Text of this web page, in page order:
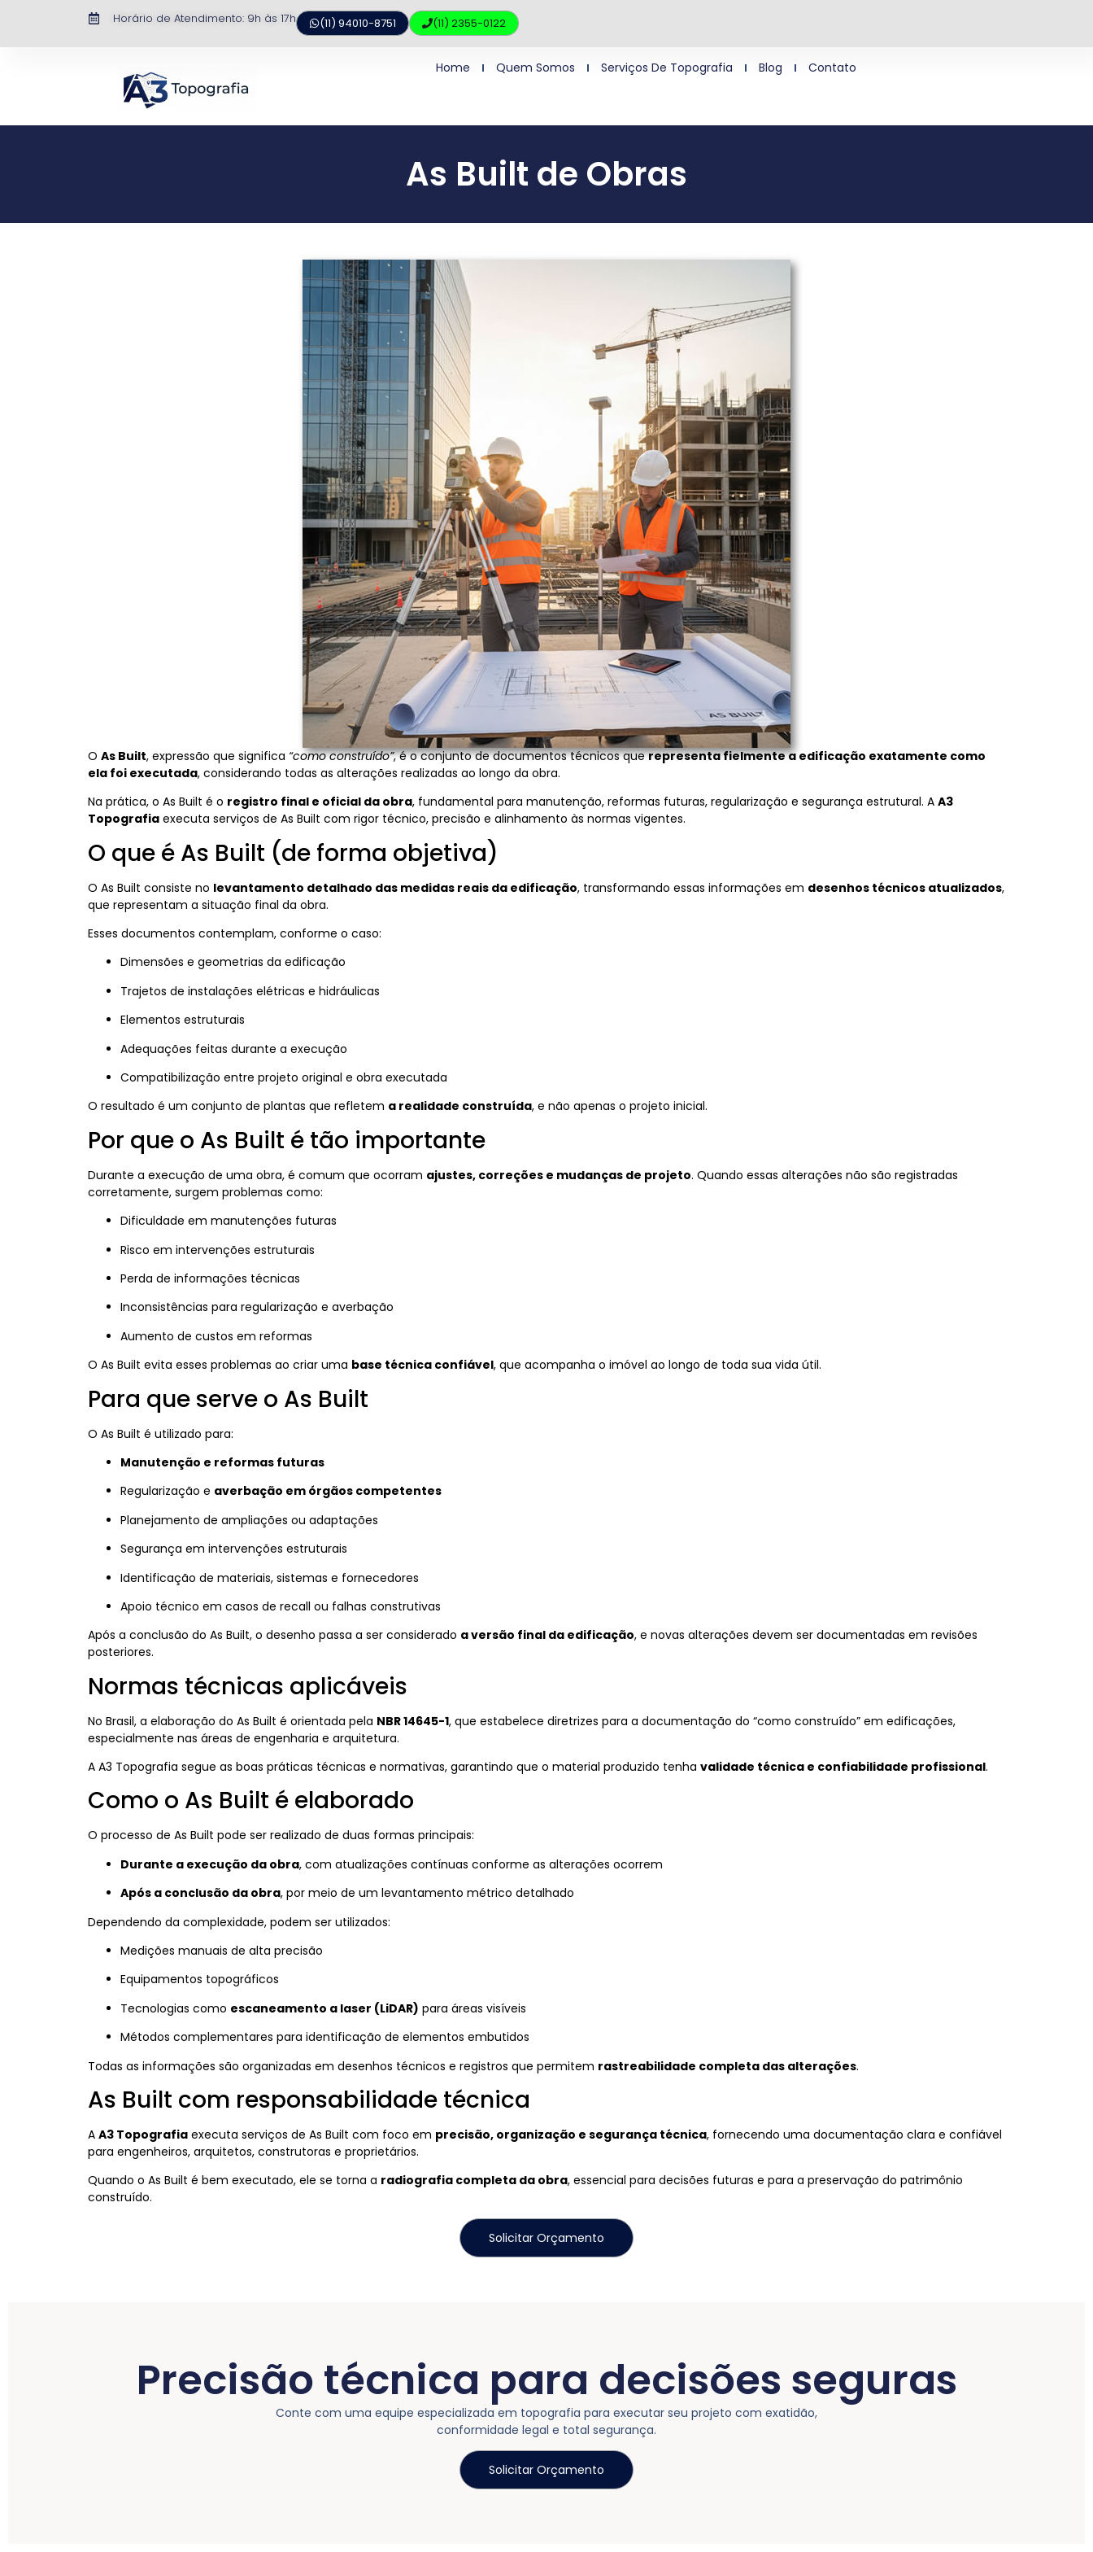
Horário de Atendimento: 9h às 17h​ (11) 94010-8751 (11) 2355-0122
Home Quem Somos Serviços De Topografia Blog Contato
As Built de Obras
O As Built, expressão que significa “como construído”, é o conjunto de documentos técnicos querepresenta fielmente a edificação exatamente como
ela foi executada, considerando todas as alterações realizadas ao longo da obra.
Na prática, o As Built é o registro final e oficial da obra, fundamental para manutenção, reformas futuras, regularização e segurança estrutural. A A3
Topografiaexecuta serviços de As Built com rigor técnico, precisão e alinhamento às normas vigentes.
O que é As Built (de forma objetiva)
O As Built consiste no levantamento detalhado das medidas reais da edificação, transformando essas informações em desenhos técnicos atualizados,
que representam a situação final da obra.
Esses documentos contemplam, conforme o caso:
Dimensões e geometrias da edificação
Trajetos de instalações elétricas e hidráulicas
Elementos estruturais
Adequações feitas durante a execução
Compatibilização entre projeto original e obra executada
O resultado é um conjunto de plantas que refletem a realidade construída, e não apenas o projeto inicial.
Por que o As Built é tão importante
Durante a execução de uma obra, é comum que ocorram ajustes, correções e mudanças de projeto. Quando essas alterações não são registradas
corretamente, surgem problemas como:
Dificuldade em manutenções futuras
Risco em intervenções estruturais
Perda de informações técnicas
Inconsistências para regularização e averbação
Aumento de custos em reformas
O As Built evita esses problemas ao criar uma base técnica confiável, que acompanha o imóvel ao longo de toda sua vida útil.
Para que serve o As Built
O As Built é utilizado para:
Manutenção e reformas futuras
Regularização e averbação em órgãos competentes
Planejamento de ampliações ou adaptações
Segurança em intervenções estruturais
Identificação de materiais, sistemas e fornecedores
Apoio técnico em casos de recall ou falhas construtivas
Após a conclusão do As Built, o desenho passa a ser considerado a versão final da edificação, e novas alterações devem ser documentadas em revisões
posteriores.
Normas técnicas aplicáveis
No Brasil, a elaboração do As Built é orientada pela NBR 14645-1, que estabelece diretrizes para a documentação do “como construído” em edificações,
especialmente nas áreas de engenharia e arquitetura.
A A3 Topografia segue as boas práticas técnicas e normativas, garantindo que o material produzido tenha validade técnica e confiabilidade profissional.
Como o As Built é elaborado
O processo de As Built pode ser realizado de duas formas principais:
Durante a execução da obra, com atualizações contínuas conforme as alterações ocorrem
Após a conclusão da obra, por meio de um levantamento métrico detalhado
Dependendo da complexidade, podem ser utilizados:
Medições manuais de alta precisão
Equipamentos topográficos
Tecnologias como escaneamento a laser (LiDAR) para áreas visíveis
Métodos complementares para identificação de elementos embutidos
Todas as informações são organizadas em desenhos técnicos e registros que permitem rastreabilidade completa das alterações.
As Built com responsabilidade técnica
A A3 Topografiaexecuta serviços de As Built com foco em precisão, organização e segurança técnica, fornecendo uma documentação clara e confiável
para engenheiros, arquitetos, construtoras e proprietários.
Quando o As Built é bem executado, ele se torna a radiografia completa da obra, essencial para decisões futuras e para a preservação do patrimônio
construído.
Solicitar Orçamento
Precisão técnica para decisões seguras
Conte com uma equipe especializada em topografia para executar seu projeto com exatidão,
conformidade legal e total segurança.
Solicitar Orçamento